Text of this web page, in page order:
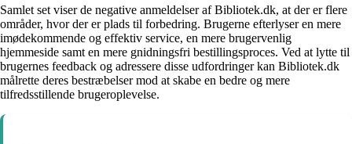
Samlet set viser de negative anmeldelser af Bibliotek.dk, at der er flere
områder, hvor der er plads til forbedring. Brugerne efterlyser en mere
imødekommende og effektiv service, en mere brugervenlig
hjemmeside samt en mere gnidningsfri bestillingsproces. Ved at lytte til
brugernes feedback og adressere disse udfordringer kan Bibliotek.dk
målrette deres bestræbelser mod at skabe en bedre og mere
tilfredsstillende brugeroplevelse.